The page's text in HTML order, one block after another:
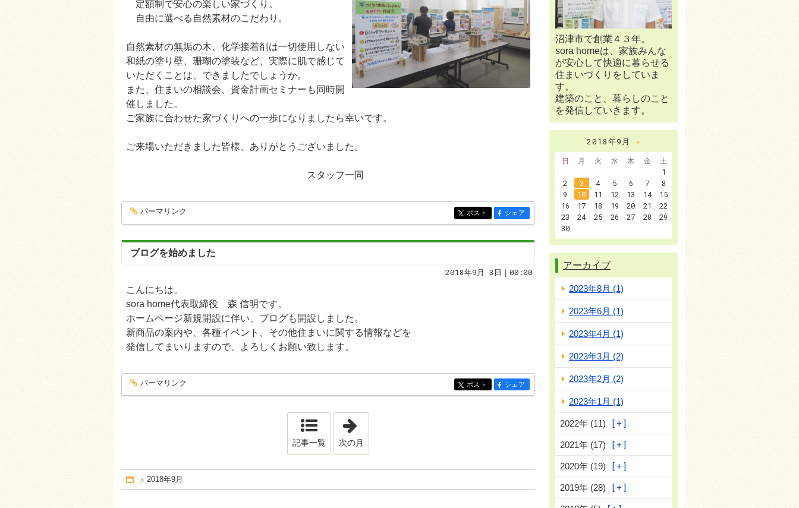
定額制で安心の楽しい家づくり。
自由に選べる自然素材のこだわり。
自然素材の無垢の木、化学接着剤は一切使用しない
和紙の塗り壁、珊瑚の塗装など、実際に肌で感じて
いただくことは、できましたでしょうか。
また、住まいの相談会、資金計画セミナーも同時開
催しました。
ご家族に合わせた家づくりへの一歩になりましたら幸いです。
ご来場いただきました皆様、ありがとうございました。
スタッフ一同
entry117
パーマリンク entry117
ポスト entry117
シェア
ブログを始めました
2018年9月 3日｜00:00
こんにちは。
sora home代表取締役 森 信明です。
ホームページ新規開設に伴い、ブログも開設しました。
新商品の案内や、各種イベント、その他住まいに関する情報などを
発信してまいりますので、よろしくお願い致します。
entry111
パーマリンク entry111
ポスト entry111
シェア
記事一覧 次の月
Home
2018年9月
沼津市で創業４３年。
sora homeは、家族みんな
が安心して快適に暮らせる
住まいづくりをしていま
す。
建築のこと、暮らしのこと
を発信していきます。
2018年9月
»
日
月 火 水 木 金
土
1
2
3 4 5 6 7
8
9
10 11 12 13 14
15
16
17 18 19 20 21
22
23
24 25 26 27 28
29
30
アーカイブ
2023年8月 (1)
2023年6月 (1)
2023年4月 (1)
2023年3月 (2)
2023年2月 (2)
2023年1月 (1)
2022年 (11)
2021年 (17)
2020年 (19)
2019年 (28)